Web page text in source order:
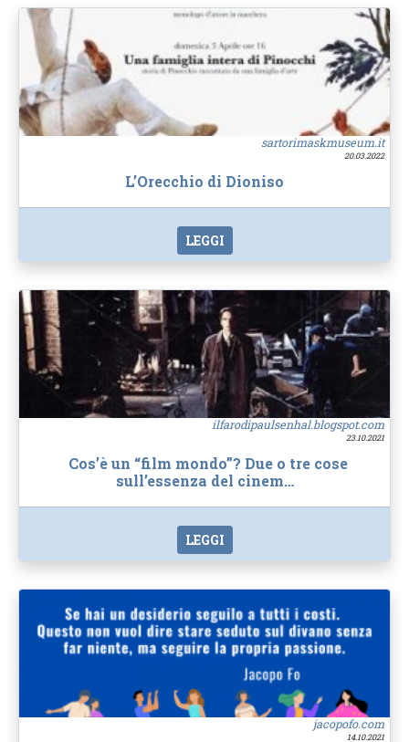
sartorimaskmuseum.it
20.03.2022
L’Orecchio di Dioniso
LEGGI
ilfarodipaulsenhal.blogspot.com
23.10.2021
Cos’è un “film mondo”? Due o tre cose
sull’essenza del cinem…
LEGGI
jacopofo.com
14.10.2021